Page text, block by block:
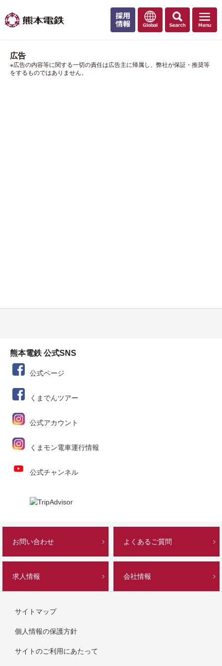
広告
※広告の内容等に関する一切の責任は広告主に帰属し、弊社が保証・推奨等
をするものではありません。
熊本電鉄 公式SNS
公式ページ
くまでんツアー
公式アカウント
くまモン電車運行情報
公式チャンネル
お問い合わせ よくあるご質問
求人情報 会社情報
サイトマップ
個人情報の保護方針
サイトのご利用にあたって